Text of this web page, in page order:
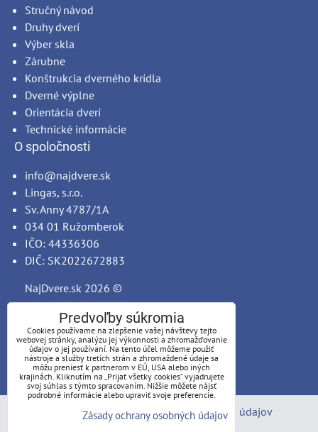
Stručný návod
Druhy dverí
Výber skla
Zárubne
Konštrukcia dverného krídla
Dverné výplne
Orientácia dverí
Technické informácie
O spoločnosti
info@najdvere.sk
Lingas, s.r.o.
Sv. Anny 4787/1A
034 01 Ružomberok
IČO: 44336306
DIČ: SK2022672883
NajDvere.sk 2026 ©
Predvoľby súkromia
Zásady ochrany osobných údajov
Predvoľby súkromia
Cookies používame na zlepšenie vašej návštevy tejto
webovej stránky, analýzu jej výkonnosti a zhromažďovanie
údajov o jej používaní. Na tento účel môžeme použiť
nástroje a služby tretích strán a zhromaždené údaje sa
môžu preniesť k partnerom v EÚ, USA alebo iných
krajinách. Kliknutím na „Prijať všetky cookies“ vyjadrujete
svoj súhlas s týmto spracovaním. Nižšie môžete nájsť
podrobné informácie alebo upraviť svoje preferencie.
Zásady ochrany osobných údajov